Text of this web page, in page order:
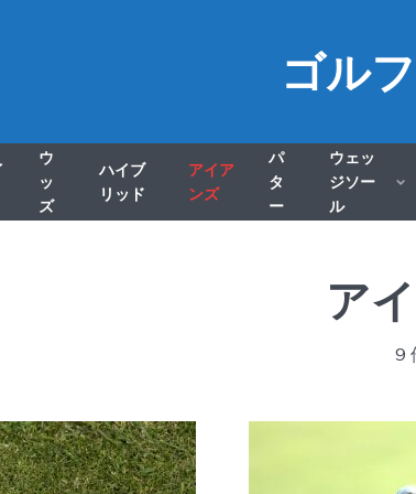
ゴル
ウ
ッ
ズ
ハイブ
リッド
アイア
ンズ
パ
タ
ー
ウェッ
ジソー
ル
ア
9